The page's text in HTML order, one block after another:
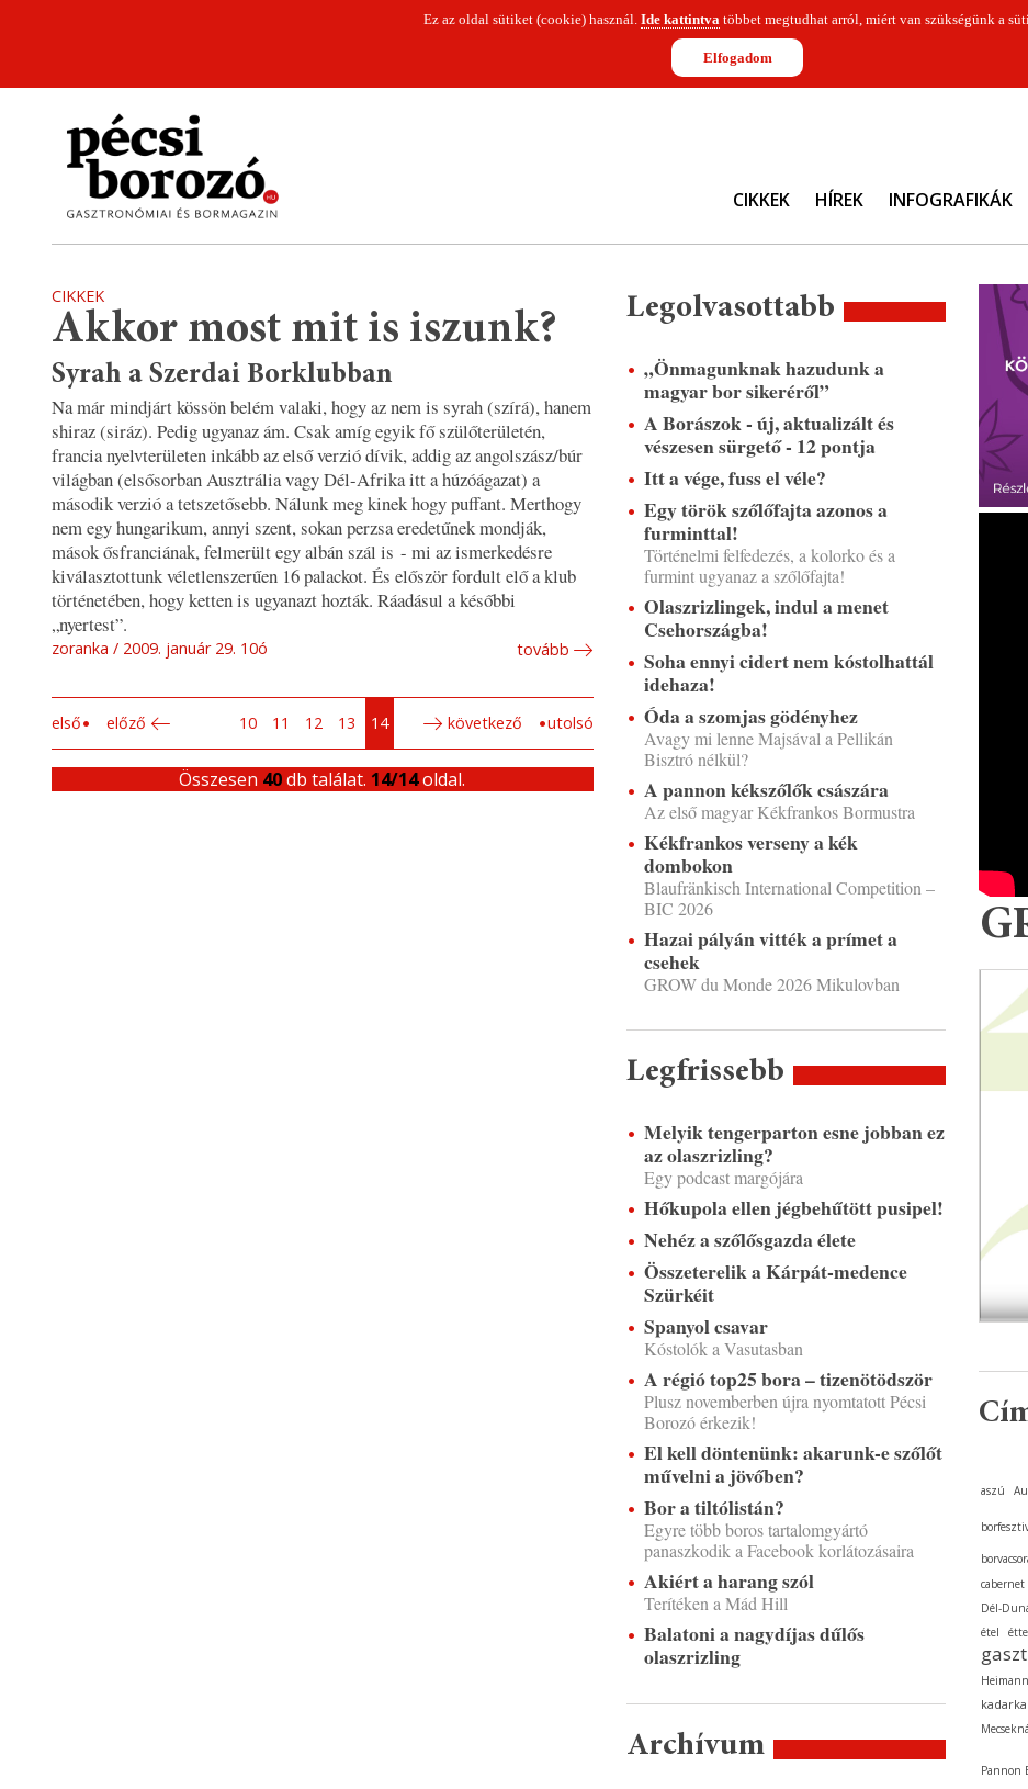
Ez az oldal sütiket (cookie) használ. Ide kattintvatöbbet megtudhat arról, miért van szükségünk a
Elfogadom
CIKKEK HÍREK INFOGRAFIKÁK
CIKKEK
Akkor most mit is iszunk?
Syrah a Szerdai Borklubban
Na már mindjárt kössön belém valaki, hogy az nem is syrah (szírá), hanem
shiraz (siráz). Pedig ugyanaz ám. Csak amíg egyik fő szülőterületén,
francia nyelvterületen inkább az első verzió dívik, addig az angolszász/búr
világban (elsősorban Ausztrália vagy Dél-Afrika itt a húzóágazat) a
második verzió a tetszetősebb. Nálunk meg kinek hogy puffant. Merthogy
nem egy hungarikum, annyi szent, sokan perzsa eredetűnek mondják,
mások ősfranciának, felmerült egy albán szál is - mi az ismerkedésre
kiválasztottunk véletlenszerűen 16 palackot. És először fordult elő a klub
történetében, hogy ketten is ugyanazt hozták. Ráadásul a későbbi
„nyertest”.
zoranka 2009. január 29. 10ó tovább
első előző 10 11 12 13 14 következő utolsó
Összesen 40db találat. 14/14oldal.
Legolvasottabb
„Önmagunknak hazudunk a
magyar bor sikeréről”
A Borászok - új, aktualizált és
vészesen sürgető - 12 pontja
Itt a vége, fuss el véle?
Egy török szőlőfajta azonos a
furminttal!
Történelmi felfedezés, a kolorko és a
furmint ugyanaz a szőlőfajta!
Olaszrizlingek, indul a menet
Csehországba!
Soha ennyi cidert nem kóstolhattál
idehaza!
Óda a szomjas gödényhez
Avagy mi lenne Majsával a Pellikán
Bisztró nélkül?
A pannon kékszőlők császára
Az első magyar Kékfrankos Bormustra
Kékfrankos verseny a kék
dombokon
Blaufränkisch International Competition –
BIC 2026
Hazai pályán vitték a prímet a
csehek
GROW du Monde 2026 Mikulovban
Legfrissebb
Melyik tengerparton esne jobban ez
az olaszrizling?
Egy podcast margójára
Hőkupola ellen jégbehűtött pusipel!
Nehéz a szőlősgazda élete
Összeterelik a Kárpát-medence
Szürkéit
Spanyol csavar
Kóstolók a Vasutasban
A régió top25 bora – tizenötödször
Plusz novemberben újra nyomtatott Pécsi
Borozó érkezik!
El kell döntenünk: akarunk-e szőlőt
művelni a jövőben?
Bor a tiltólistán?
Egyre több boros tartalomgyártó
panaszkodik a Facebook korlátozásaira
Akiért a harang szól
Terítéken a Mád Hill
Balatoni a nagydíjas dűlős
olaszrizling
Archívum
aszú
cabernet
Dél-
étel
kadarka
Pannon